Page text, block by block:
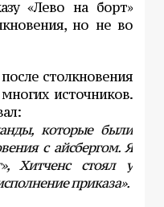
«Лево на борт»
но не во
столкновения
источников.
которые были
с айсбергом. Я
Хитченс стоял у
приказа».